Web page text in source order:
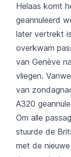
Helaas komt
geannuleerd
later vertrekt
overkwam
van Genève
vliegen.
van
A320
Om alle
stuurde de
met de